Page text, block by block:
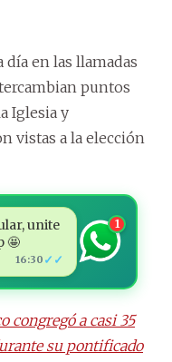
día en las llamadas
puntos
Iglesia y
vistas a la elección
unite
🤩
16:30 ✓✓
1
congregó a casi 35
su pontificado